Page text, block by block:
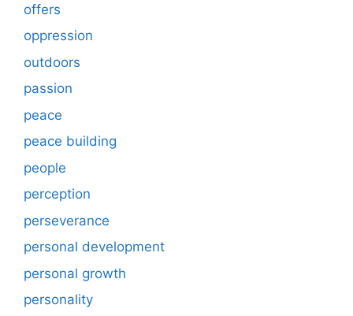
offers
oppression
outdoors
passion
peace
peace building
people
perception
perseverance
personal development
personal growth
personality